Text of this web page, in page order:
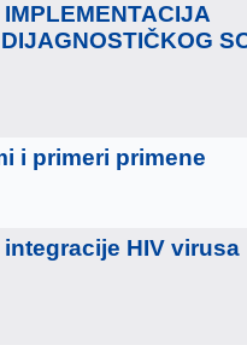
i primeri primene
HIV